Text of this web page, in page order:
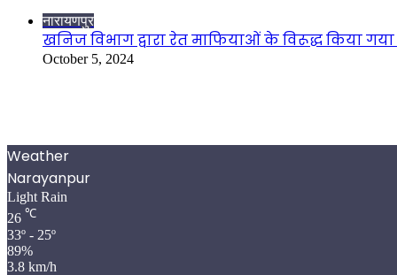
नारायणपुर
खनिज विभाग द्वारा रेत माफियाओं के विरूद्ध किया गया
October 5, 2024
Weather
Narayanpur
Light Rain
26 ℃
33º - 25º
89%
3.8 km/h